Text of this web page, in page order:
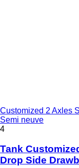
Customized 2 Axles
Semi neuve
4
Tank
Drop Side